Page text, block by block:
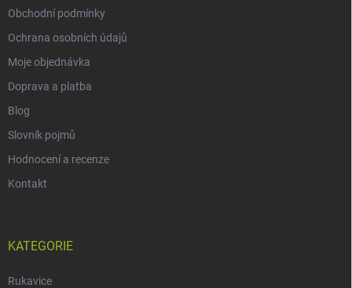
Obchodní podmínky
Ochrana osobních údajů
Moje objednávka
Doprava a platba
Blog
Slovník pojmů
Hodnocení a recenze
Kontakt
KATEGORIE
Rukavice